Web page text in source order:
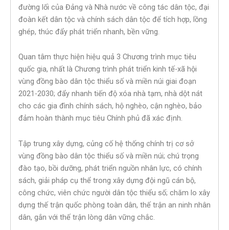
đường lối của Đảng và Nhà nước về công tác dân tộc, đại
đoàn kết dân tộc và chính sách dân tộc để tích hợp, lồng
ghép, thúc đẩy phát triển nhanh, bền vững.
Quan tâm thực hiện hiệu quả 3 Chương trình mục tiêu
quốc gia, nhất là Chương trình phát triển kinh tế-xã hội
vùng đồng bào dân tộc thiểu số và miền núi giai đoạn
2021-2030; đẩy nhanh tiến độ xóa nhà tạm, nhà dột nát
cho các gia đình chính sách, hộ nghèo, cận nghèo, bảo
đảm hoàn thành mục tiêu Chính phủ đã xác định.
Tập trung xây dựng, củng cố hệ thống chính trị cơ sở
vùng đồng bào dân tộc thiểu số và miền núi; chú trọng
đào tạo, bồi dưỡng, phát triển nguồn nhân lực, có chính
sách, giải pháp cụ thể trong xây dựng đội ngũ cán bộ,
công chức, viên chức người dân tộc thiểu số; chăm lo xây
dựng thế trận quốc phòng toàn dân, thế trận an ninh nhân
dân, gắn với thế trận lòng dân vững chắc.